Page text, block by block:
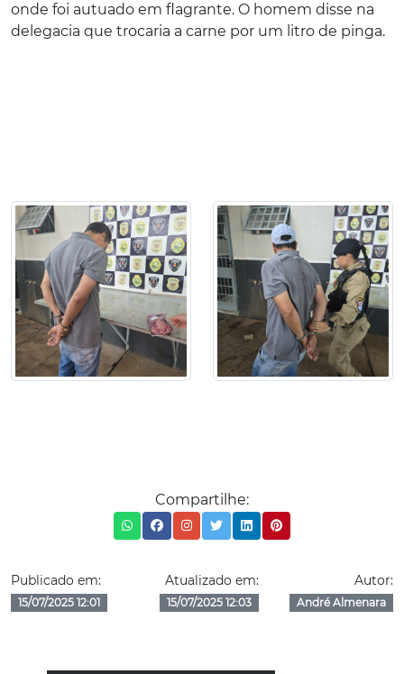
onde foi autuado em flagrante. O homem disse na
delegacia que trocaria a carne por um litro de pinga.
Compartilhe:
Publicado em:
15/07/2025 12:01
Atualizado em:
15/07/2025 12:03
Autor:
André Almenara